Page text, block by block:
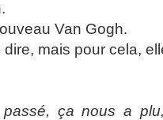
Van Gogh.
mais pour cela,
ça nous a